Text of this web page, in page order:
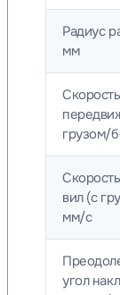
Радиус
мм
Скорость
грузом/
вил (с
мм/с
угол